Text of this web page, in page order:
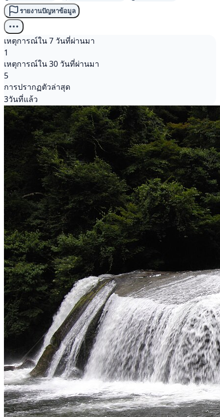
รายงานปัญหาข้อมูล
เหตุการณ์ใน 7 วันที่ผ่านมา
1
เหตุการณ์ใน 30 วันที่ผ่านมา
5
การปรากฏตัวล่าสุด
3วันที่แล้ว